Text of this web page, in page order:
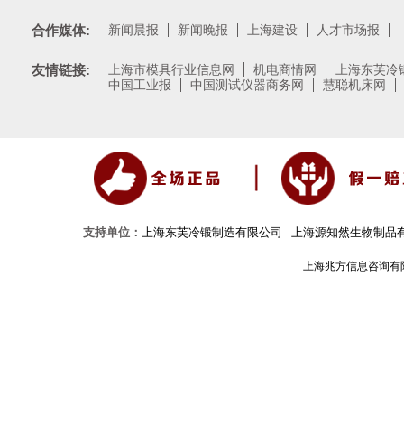
合作媒体: 新闻晨报 新闻晚报 上海建设 人才市场报
友情链接: 上海市模具行业信息网 机电商情网
上海东芙
中国工业报
中国测试仪器商务网 慧聪机床网
支持单位： 上海东芙冷锻制造有限公司 上海源知然生物制品
上海兆方信息咨询